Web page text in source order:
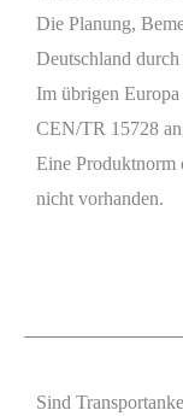
Die Planung,
Deutschland
Im übrigen
CEN/TR 15728
Eine Produktnorm
nicht vorhanden.
Sind